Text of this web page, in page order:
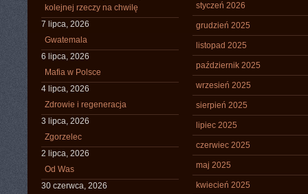
kolejnej rzeczy na chwilę
7 lipca, 2026
Gwatemala
6 lipca, 2026
Mafia w Polsce
4 lipca, 2026
Zdrowie i regeneracja
3 lipca, 2026
Zgorzelec
2 lipca, 2026
Od Was
30 czerwca, 2026
styczeń 2026
grudzień 2025
listopad 2025
październik 2025
wrzesień 2025
sierpień 2025
lipiec 2025
czerwiec 2025
maj 2025
kwiecień 2025